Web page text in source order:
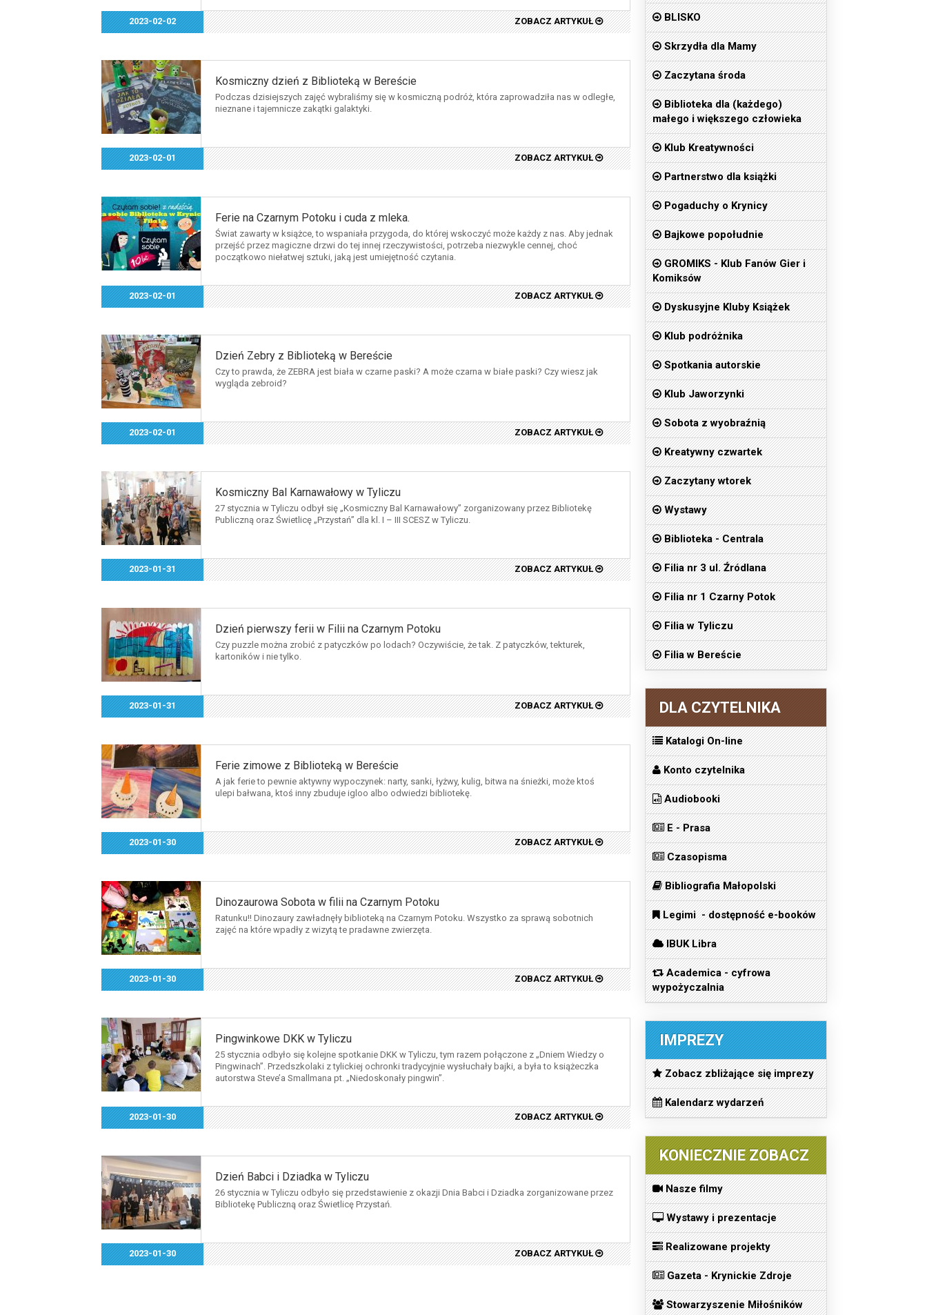
2023-02-02 ZOBACZ ARTYKUŁ
Kosmiczny dzień z Biblioteką w Bereście
Podczas dzisiejszych zajęć wybraliśmy się w kosmiczną podróż, która zaprowadziła nas w odległe,
nieznane i tajemnicze zakątki galaktyki.
2023-02-01 ZOBACZ ARTYKUŁ
Ferie na Czarnym Potoku i cuda z mleka.
Świat zawarty w książce, to wspaniała przygoda, do której wskoczyć może każdy z nas. Aby jednak
przejść przez magiczne drzwi do tej innej rzeczywistości, potrzeba niezwykle cennej, choć
początkowo niełatwej sztuki, jaką jest umiejętność czytania.
2023-02-01 ZOBACZ ARTYKUŁ
Dzień Zebry z Biblioteką w Bereście
Czy to prawda, że ZEBRA jest biała w czarne paski? A może czarna w białe paski? Czy wiesz jak
wygląda zebroid?
2023-02-01 ZOBACZ ARTYKUŁ
Kosmiczny Bal Karnawałowy w Tyliczu
27 stycznia w Tyliczu odbył się „Kosmiczny Bal Karnawałowy” zorganizowany przez Bibliotekę
Publiczną oraz Świetlicę „Przystań” dla kl. I – III SCESZ w Tyliczu.
2023-01-31 ZOBACZ ARTYKUŁ
Dzień pierwszy ferii w Filii na Czarnym Potoku
Czy puzzle można zrobić z patyczków po lodach? Oczywiście, że tak. Z patyczków, tekturek,
kartoników i nie tylko.
2023-01-31 ZOBACZ ARTYKUŁ
Ferie zimowe z Biblioteką w Bereście
A jak ferie to pewnie aktywny wypoczynek: narty, sanki, łyżwy, kulig, bitwa na śnieżki, może ktoś
ulepi bałwana, ktoś inny zbuduje igloo albo odwiedzi bibliotekę.
2023-01-30 ZOBACZ ARTYKUŁ
Dinozaurowa Sobota w filii na Czarnym Potoku
Ratunku!! Dinozaury zawładnęły biblioteką na Czarnym Potoku. Wszystko za sprawą sobotnich
zajęć na które wpadły z wizytą te pradawne zwierzęta.
2023-01-30 ZOBACZ ARTYKUŁ
Pingwinkowe DKK w Tyliczu
25 stycznia odbyło się kolejne spotkanie DKK w Tyliczu, tym razem połączone z „Dniem Wiedzy o
Pingwinach”. Przedszkolaki z tylickiej ochronki tradycyjnie wysłuchały bajki, a była to książeczka
autorstwa Steve’a Smallmana pt. „Niedoskonały pingwin”.
2023-01-30 ZOBACZ ARTYKUŁ
Dzień Babci i Dziadka w Tyliczu
26 stycznia w Tyliczu odbyło się przedstawienie z okazji Dnia Babci i Dziadka zorganizowane przez
Bibliotekę Publiczną oraz Świetlicę Przystań.
2023-01-30 ZOBACZ ARTYKUŁ
BLISKO
Skrzydła dla Mamy
Zaczytana środa
Biblioteka dla (każdego)
małego i większego człowieka
Klub Kreatywności
Partnerstwo dla książki
Pogaduchy o Krynicy
Bajkowe popołudnie
GROMIKS - Klub Fanów Gier i
Komiksów
Dyskusyjne Kluby Książek
Klub podróżnika
Spotkania autorskie
Klub Jaworzynki
Sobota z wyobraźnią
Kreatywny czwartek
Zaczytany wtorek
Wystawy
Biblioteka - Centrala
Filia nr 3 ul. Źródlana
Filia nr 1 Czarny Potok
Filia w Tyliczu
Filia w Bereście
DLA CZYTELNIKA
Katalogi On-line
Konto czytelnika
Audiobooki
E - Prasa
Czasopisma
Bibliografia Małopolski
Legimi - dostępność e-booków
IBUK Libra
Academica - cyfrowa
wypożyczalnia
IMPREZY
Zobacz zbliżające się imprezy
Kalendarz wydarzeń
KONIECZNIE ZOBACZ
Nasze filmy
Wystawy i prezentacje
Realizowane projekty
Gazeta - Krynickie Zdroje
Stowarzyszenie Miłośników